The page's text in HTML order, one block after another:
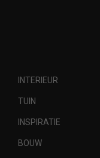
INTERIEUR
TUIN
INSPIRATIE
BOUW